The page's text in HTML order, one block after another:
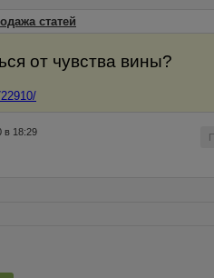
статей
от чувства вины?
в 18:29